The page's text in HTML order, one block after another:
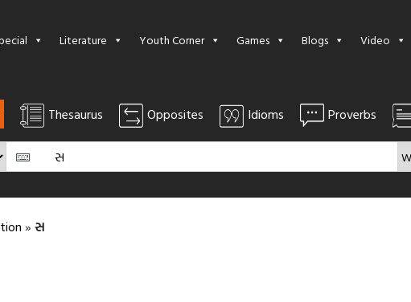
Literature Youth Corner Games Blogs Video
Thesaurus Opposites Idioms Proverbs
» સ